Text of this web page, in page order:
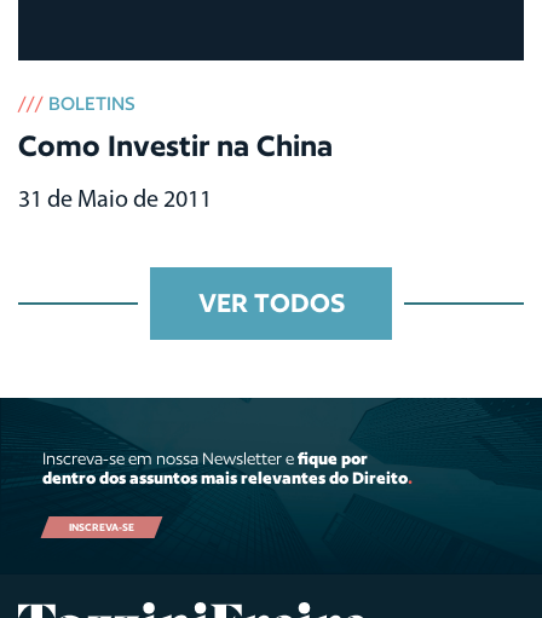
/// BOLETINS
Como Investir na China
31 de Maio de 2011
VER TODOS
Inscreva-se em nossa Newsletter efique por
dentro dos assuntos mais relevantes do Direito.
INSCREVA-SE